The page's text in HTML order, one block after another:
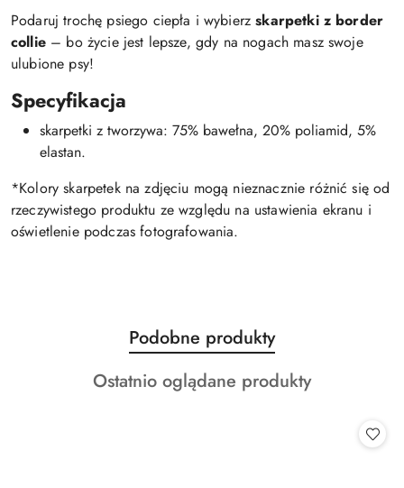
Podaruj trochę psiego ciepła i wybierzskarpetki z border
collie– bo życie jest lepsze, gdy na nogach masz swoje
ulubione psy!
Specyfikacja
skarpetki z tworzywa: 75% bawełna, 20% poliamid, 5%
elastan.
*Kolory skarpetek na zdjęciu mogą nieznacznie różnić się od
rzeczywistego produktu ze względu na ustawienia ekranu i
oświetlenie podczas fotografowania.
Pomiń karuzelę produktów
Produkty
o
statusie:
Podobne produkty
Produkty
Ostatnio oglądane produkty